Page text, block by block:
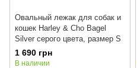
Овальный лежак для собак и
кошек Harley & Cho Bagel
Silver серого цвета, размер S
1 690 грн
В наличии